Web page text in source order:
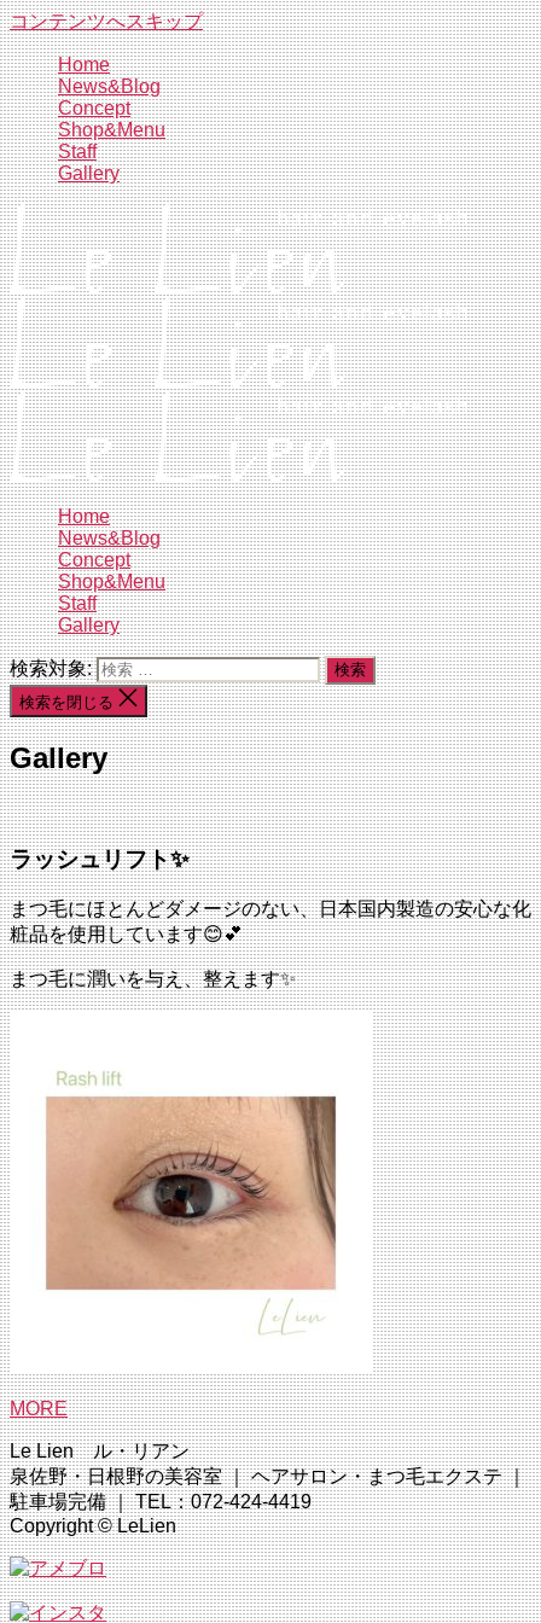
コンテンツへスキップ
Home
News&Blog
Concept
Shop&Menu
Staff
Gallery
Home
News&Blog
Concept
Shop&Menu
Staff
Gallery
検索対象:
検索を閉じる
Gallery
ラッシュリフト✨
まつ毛にほとんどダメージのない、日本国内製造の安心な化
粧品を使用しています😊💕
まつ毛に潤いを与え、整えます✨
MORE
Le Lien ル・リアン
泉佐野・日根野の美容室 ｜ ヘアサロン・まつ毛エクステ ｜
駐車場完備 ｜ TEL：072-424-4419
Copyright © LeLien